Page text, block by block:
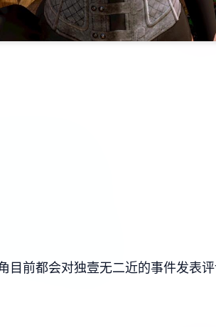
目前都会对独壹无二近的事件发表